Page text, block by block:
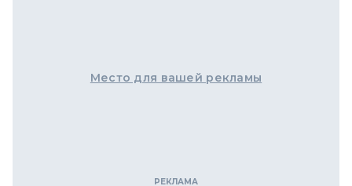
Место для вашей рекламы